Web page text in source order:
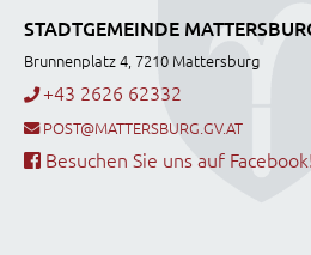
STADTGEMEINDE
Brunnenplatz 4, 7210 Mattersburg
+43 2626 62332
POST@MATTERSBURG.GV.AT
Besuchen Sie uns auf Facebook!